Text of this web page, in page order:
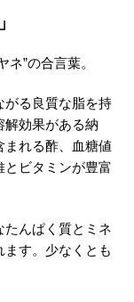
”の合言葉。
がる良質な脂を持
解効果がある納
まれる酢、血糖値
ビタミンが豊富
たんぱく質とミネ
す。少なくとも